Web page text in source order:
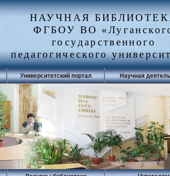
НАУЧНАЯ
ФГБОУ ВО
государственного
педагогического
Университетский портал Научная